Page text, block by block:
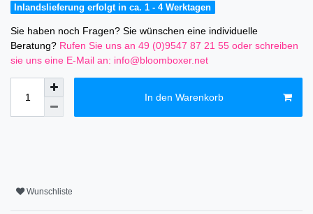
Inlandslieferung erfolgt in ca. 1 - 4 Werktagen
Sie haben noch Fragen? Sie wünschen eine individuelle
Beratung? Rufen Sie uns an 49 (0)9547 87 21 55 oder schreiben
sie uns eine E-Mail an: info@bloomboxer.net
In den Warenkorb
Wunschliste